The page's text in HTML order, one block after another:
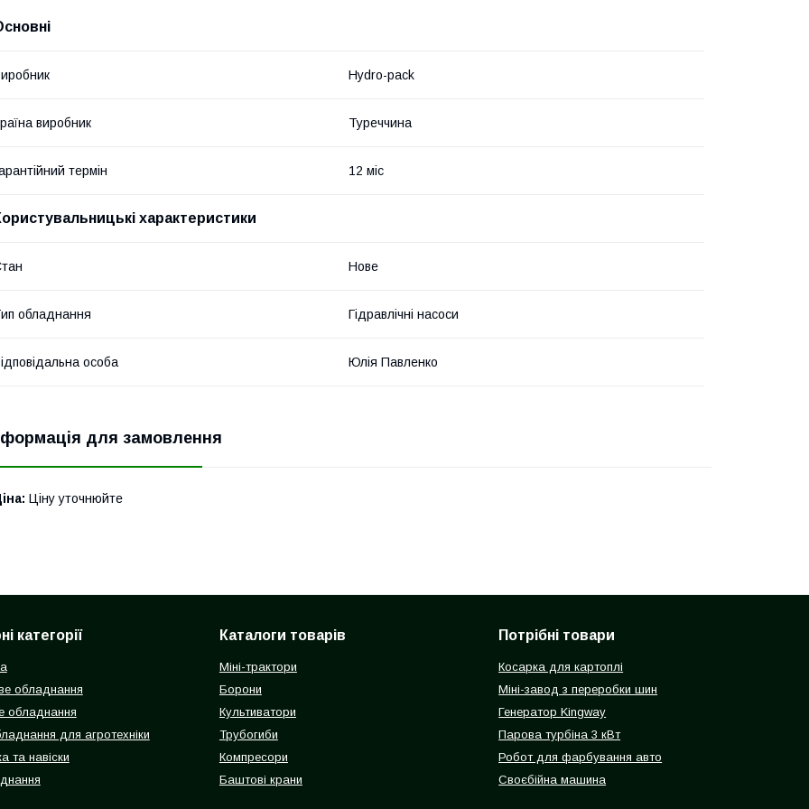
Hydro-pack
виробник Туреччина
термін 12 міс
характеристики
Нове
обладнання Гідравлічні насоси
особа Юлія Павленко
для замовлення
Ціну уточнюйте
категорії
обладнання
обладнання
для агротехніки
та навіски
Каталоги товарів
Міні-трактори
Борони
Культиватори
Трубогиби
Компресори
Баштові крани
Потрібні товари
Косарка для картоплі
Міні-завод з переробки шин
Генератор Kingway
Парова турбіна 3 кВт
Робот для фарбування авто
Своєбійна машина